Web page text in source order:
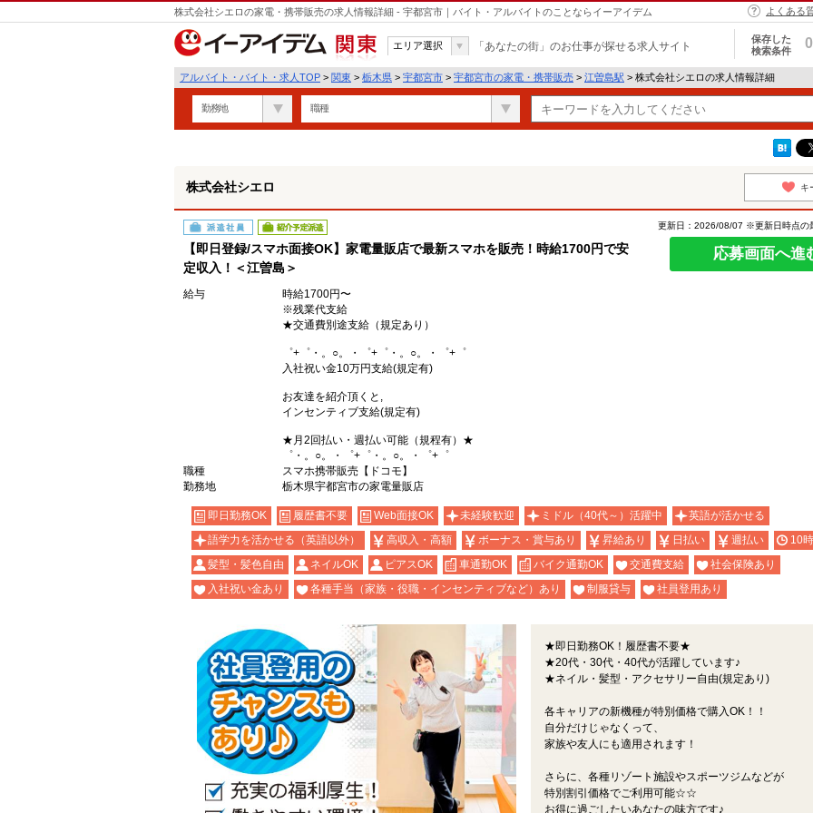
株式会社シエロの家電・携帯販売の求人情報詳細 - 宇都宮市｜バイト・アルバイトのことならイーアイデム よくある
関東
エリア選択 「あなたの街」のお仕事が探せる求人サイト
保存した
検索条件
0
アルバイト・バイト・求人TOP > 関東 > 栃木県 > 宇都宮市 > 宇都宮市の家電・携帯販売 > 江曽島駅 > 株式会社シエロの求人情報詳細
勤務地 職種
遣
株式会社シエロ キ
派遣社員 紹介予定派遣
【即日登録/スマホ面接OK】家電量販店で最新スマホを販売！時給1700円で安
定収入！＜江曽島＞
更新日：2026/08/07 ※更新日時点の
応募画面へ進
給与
時給1700円〜
※残業代支給
★交通費別途支給（規定あり）
゜+゜・。○。・゜+゜・。○。・゜+゜
入社祝い金10万円支給(規定有)
お友達を紹介頂くと,
インセンティブ支給(規定有)
★月2回払い・週払い可能（規程有）★
゜・。○。・゜+゜・。○。・゜+゜
職種
スマホ携帯販売【ドコモ】
勤務地
栃木県宇都宮市の家電量販店
即日勤務OK 履歴書不要 Web面接OK 未経験歓迎 ミドル（40代～）活躍中
英語が活かせる
語学力を活かせる（英語以外）
高収入・高額 ボーナス・賞与あり 昇給あり 日払い 週払い
10
髪型・髪色自由
ネイルOK ピアスOK 車通勤OK バイク通勤OK 交通費支給
社会保険あり
入社祝い金あり
各種手当（家族・役職・インセンティブなど）あり 制服貸与 社員登用あり
★即日勤務OK！履歴書不要★
★20代・30代・40代が活躍しています♪
★ネイル・髪型・アクセサリー自由(規定あり)
各キャリアの新機種が特別価格で購入OK！！
自分だけじゃなくって、
家族や友人にも適用されます！
さらに、各種リゾート施設やスポーツジムなどが
特別割引価格でご利用可能☆☆
お得に過ごしたいあなたの味方です♪